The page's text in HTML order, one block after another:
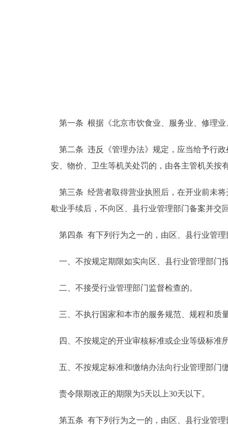
多语种
ESPAÑOL
ITALIANO
第一条 根据《北京市饮食业、服务业、修理
第二条 违反《管理办法》规定，应当给予行政
安、物价、卫生等机关处罚的，由各主管机关按
第三条 经营者取得营业执照后，在开业前未将
歇业手续后，不向区、县行业管理部门备案并交
第四条 有下列行为之一的，由区、县行业管
一、不按规定期限如实向区、县行业管理部门
二、不接受行业管理部门监督检查的。
三、不执行国家和本市的服务规范、规程和质
四、不按规定的开业审核标准或企业等级标准
五、不按规定标准和缴纳办法向行业管理部门
责令限期改正的期限为5天以上30天以下。
第五条 有下列行为之一的，由区、县行业管理